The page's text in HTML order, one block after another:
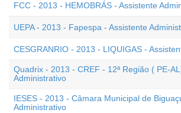
FCC - 2013 - HEMOBRÁS - Assistente
UEPA - 2013 - Fapespa - Assistente
CESGRANRIO - 2013 - LIQUIGAS -
Quadrix - 2013 - CREF - 12ª Região ( PE-
Administrativo
IESES - 2013 - Câmara Municipal de
Administrativo